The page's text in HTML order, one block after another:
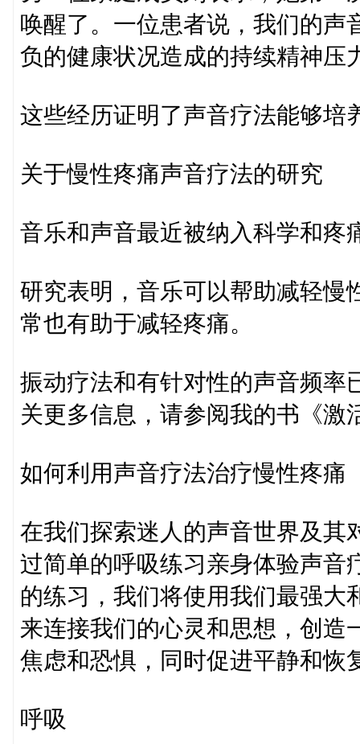
唤醒了。一位患者说，我们的声
负的健康状况造成的持续精神压
这些经历证明了声音疗法能够培
关于慢性疼痛声音疗法的研究
音乐和声音最近被纳入科学和疼
研究表明，音乐可以帮助减轻慢
常也有助于减轻疼痛。
振动疗法和有针对性的声音频率
关更多信息，请参阅我的书《激
如何利用声音疗法治疗慢性疼痛
在我们探索迷人的声音世界及其
过简单的呼吸练习亲身体验声音
的练习，我们将使用我们最强
来连接我们的心灵和思想，创造
焦虑和恐惧，同时促进平静和恢
呼吸